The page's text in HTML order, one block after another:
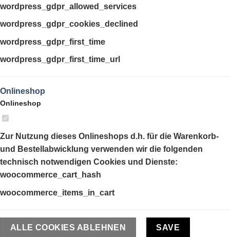
wordpress_gdpr_allowed_services
wordpress_gdpr_cookies_declined
wordpress_gdpr_first_time
wordpress_gdpr_first_time_url
Onlineshop
Onlineshop
Zur Nutzung dieses Onlineshops d.h. für die Warenkorb-
und Bestellabwicklung verwenden wir die folgenden
technisch notwendigen Cookies und Dienste:
woocommerce_cart_hash
woocommerce_items_in_cart
ALLE COOKIES ABLEHNEN SAVE